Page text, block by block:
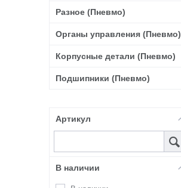
Разное (Пневмо)
Органы управления (Пневмо)
Корпусные детали (Пневмо)
Подшипники (Пневмо)
Артикул
В наличии